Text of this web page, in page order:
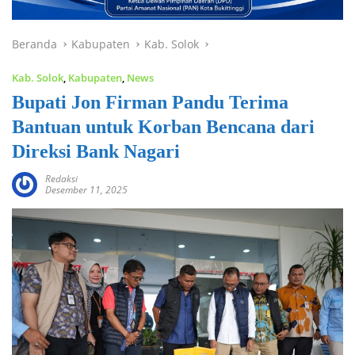
Beranda Kabupaten Kab. Solok
Kab. Solok Kabupaten News
Bupati Jon Firman Pandu Terima
Bantuan untuk Korban Bencana dari
Direksi Bank Nagari
Redaksi
Desember 11, 2025